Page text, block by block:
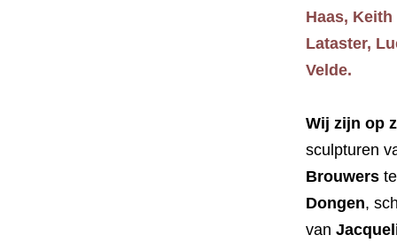
Haas, Keith
Lataster,
Velde.
Wij zijn op
sculpturen
Brouwers
Dongen,
van